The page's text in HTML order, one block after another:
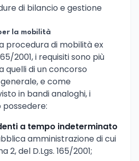
di bilancio e gestione
la mobilità
procedura di mobilità ex
2001, i requisiti sono più
quelli di un concorso
e come
in bandi analoghi, i
a tempo indeterminato
amministrazione di cui
2, del D.Lgs. 165/2001;